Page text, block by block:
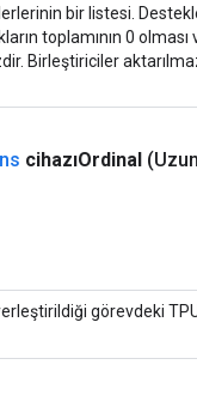
bir listesi.
toplamının 0 olması
Birleştiriciler
cihazıOrdinal
görevdeki